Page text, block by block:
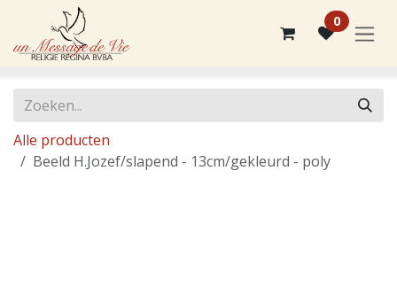
Overslaan naar inhoud
0
Alle producten
Beeld H.Jozef/slapend - 13cm/gekleurd - poly